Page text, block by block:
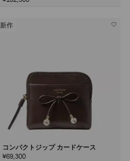
新作
コンパクトジップ カードケース
¥69,300